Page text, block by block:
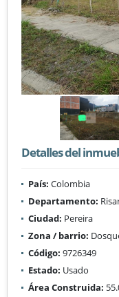
Detalles del
País: Colombia
Departamento:
Ciudad: Pereira
Zona / barrio:
Código: 9726349
Estado: Usado
Área Construida: